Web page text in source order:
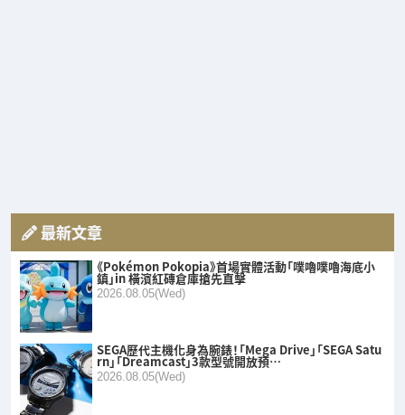
最新文章
《Pokémon Pokopia》首場實體活動「噗嚕噗嚕海底小
鎮」in 橫濱紅磚倉庫搶先直擊
2026.08.05(Wed)
SEGA歷代主機化身為腕錶！「Mega Drive」「SEGA Satu
rn」「Dreamcast」3款型號開放預…
2026.08.05(Wed)